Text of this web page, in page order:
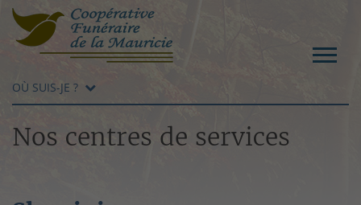
OÙ SUIS-JE ?
Nos centres de services